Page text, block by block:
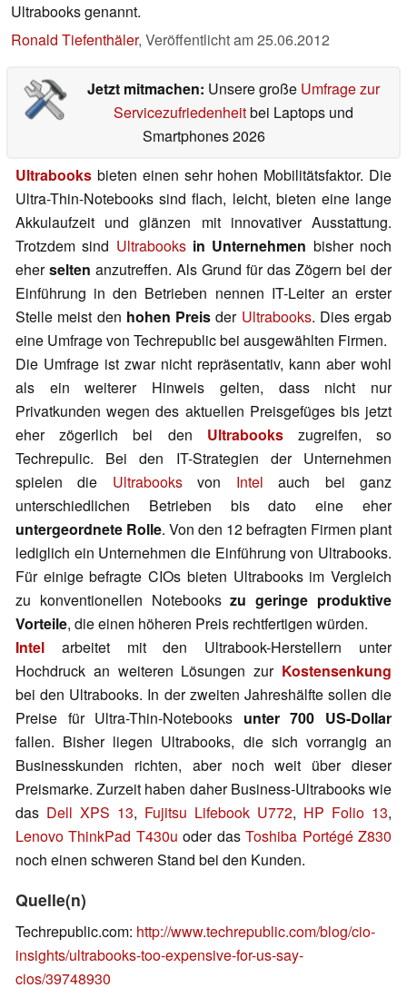
Ultrabooks genannt.
Ronald Tiefenthäler, Veröffentlicht am25.06.2012
Jetzt mitmachen: Unsere große Umfrage zur
Servicezufriedenheitbei Laptops und
Smartphones 2026
Ultrabooks bieten einen sehr hohen Mobilitätsfaktor. Die
Ultra-Thin-Notebooks sind flach, leicht, bieten eine lange
Akkulaufzeit und glänzen mit innovativer Ausstattung.
Trotzdem sind Ultrabooks in Unternehmen bisher noch
eherselten anzutreffen. Als Grund für das Zögern bei der
Einführung in den Betrieben nennen IT-Leiter an erster
Stelle meist den hohen Preis der Ultrabooks. Dies ergab
eine Umfrage von Techrepublic bei ausgewählten Firmen.
Die Umfrage ist zwar nicht repräsentativ, kann aber wohl
als ein weiterer Hinweis gelten, dass nicht nur
Privatkunden wegen des aktuellen Preisgefüges bis jetzt
eher zögerlich bei den Ultrabookszugreifen, so
Techrepulic. Bei den IT-Strategien der Unternehmen
spielen die Ultrabooksvon Intel auch bei ganz
unterschiedlichen Betrieben bis dato eine eher
untergeordnete Rolle. Von den 12 befragten Firmen plant
lediglich ein Unternehmen die Einführung von Ultrabooks.
Für einige befragte CIOs bieten Ultrabooks im Vergleich
zu konventionellen Notebookszu geringe produktive
Vorteile, die einen höheren Preis rechtfertigen würden.
Intel arbeitet mit den Ultrabook-Herstellern unter
Hochdruck an weiteren Lösungen zur Kostensenkung
bei den Ultrabooks. In der zweiten Jahreshälfte sollen die
Preise für Ultra-Thin-Notebooks unter 700 US-Dollar
fallen. Bisher liegen Ultrabooks, die sich vorrangig an
Businesskunden richten, aber noch weit über dieser
Preismarke. Zurzeit haben daher Business-Ultrabooks wie
das Dell XPS 13, Fujitsu Lifebook U772, HP Folio 13,
Lenovo ThinkPad T430u oder dasToshiba Portégé Z830
noch einen schweren Stand bei den Kunden.
Quelle(n)
Techrepublic.com: http://www.techrepublic.com/blog/cio-
insights/ultrabooks-too-expensive-for-us-say-
cios/39748930